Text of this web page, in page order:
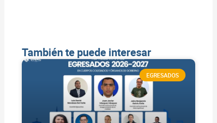
También te puede interesar
EGRESADOS